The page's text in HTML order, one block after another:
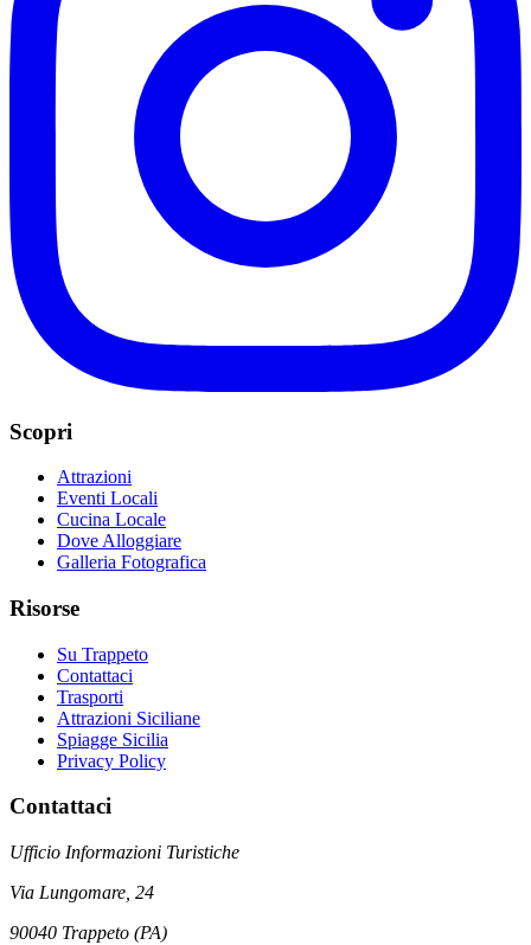
Scopri
Attrazioni
Eventi Locali
Cucina Locale
Dove Alloggiare
Galleria Fotografica
Risorse
Su Trappeto
Contattaci
Trasporti
Attrazioni Siciliane
Spiagge Sicilia
Privacy Policy
Contattaci
Ufficio Informazioni Turistiche
Via Lungomare, 24
90040 Trappeto (PA)